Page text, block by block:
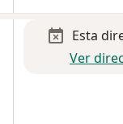
Esta
Ver